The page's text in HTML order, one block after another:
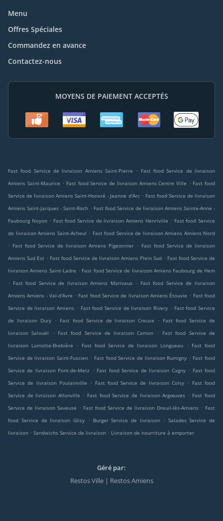
Menu
Offres Spéciales
Commandez en avance
Contactez-nous
MOYENS DE PAIEMENT ACCEPTÉS
Fast food Service de livraison Amiens Saint-Pierre . Fast food Service de livraison
Amiens Saint-Maurice . Fast food Service de livraison Amiens Centre Ville . Fast food
Service de livraison Amiens Saint-Honoré - Jeanne d'Arc . Fast food Service de livraison
Amiens Saint-Jacques - Saint-Roch . Fast food Service de livraison Amiens Sainte-Anne -
Faubourg Noyon . Fast food Service de livraison Amiens Henriville . Fast food Service
de livraison Amiens Saint-Acheul . Fast food Service de livraison Amiens Amiens Nord
. Fast food Service de livraison Amiens Pigeonnier . Fast food Service de livraison
Amiens Sud Est . Fast food Service de livraison Amiens Plein Sud . Fast food Service de
livraison Amiens Saint-Ladre . Fast food Service de livraison Amiens Faubourg de Hem
. Fast food Service de livraison Amiens Marivaux . Fast food Service de livraison
Amiens Amiens - Val-d'Avre . Fast food Service de livraison Amiens Étouvie . Fast food
Service de livraison Amiens . Fast food Service de livraison Rivery . Fast food Service
de livraison Dury
. Fast food Service de livraison Creuse . Fast food Service de
livraison Salouël
. Fast food Service de livraison Camon . Fast food Service de
livraison Lamotte-Brebière
. Fast food Service de livraison Longueau . Fast food
Service de livraison Saint-Fuscien . Fast food Service de livraison Rumigny . Fast food
Service de livraison Pont-de-Metz . Fast food Service de livraison Cagny . Fast food
Service de livraison Poulainville
. Fast food Service de livraison Coisy . Fast food
Service de livraison Allonville . Fast food Service de livraison Argœuves . Fast food
Service de livraison Saveuse . Fast food Service de livraison Dreuil-lès-Amiens . Fast
food Service de livraison Glisy
. Burger Service de livraison . Salades Service de
livraison . Sandwichs Service de livraison . Livraison de nourriture à emporter
Géré par:
Restos Ville | Restos Amiens